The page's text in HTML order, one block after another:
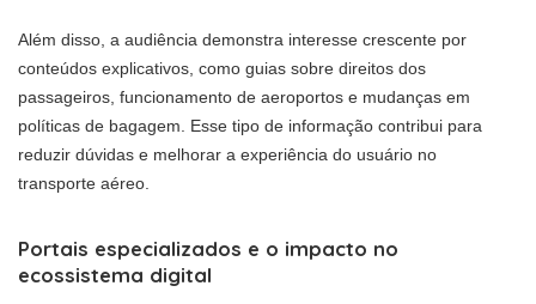
Além disso, a audiência demonstra interesse crescente por
conteúdos explicativos, como guias sobre direitos dos
passageiros, funcionamento de aeroportos e mudanças em
políticas de bagagem. Esse tipo de informação contribui para
reduzir dúvidas e melhorar a experiência do usuário no
transporte aéreo.
Portais especializados e o impacto no
ecossistema digital